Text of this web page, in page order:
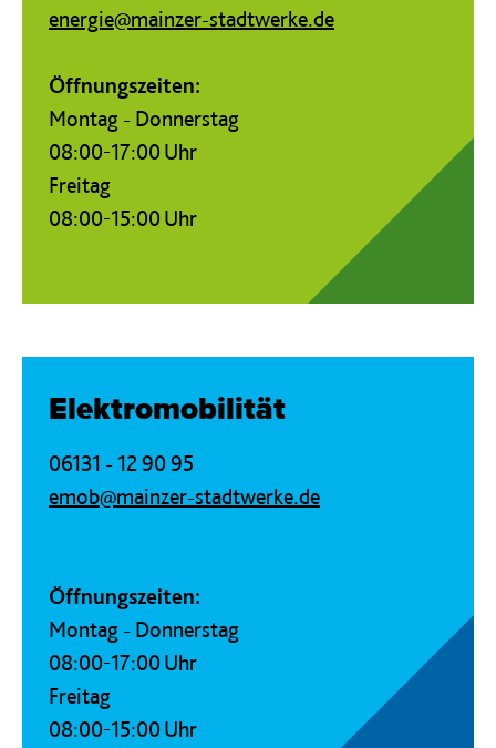
energie@mainzer-stadtwerke.de
Öffnungszeiten:
Montag - Donnerstag
08:00-17:00 Uhr
Freitag
08:00-15:00 Uhr
Elektromobilität
06131 - 12 90 95
emob@mainzer-stadtwerke.de
Öffnungszeiten:
Montag - Donnerstag
08:00-17:00 Uhr
Freitag
08:00-15:00 Uhr